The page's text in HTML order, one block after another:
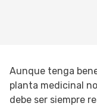
Aunque tenga
planta medicinal
debe ser siempre